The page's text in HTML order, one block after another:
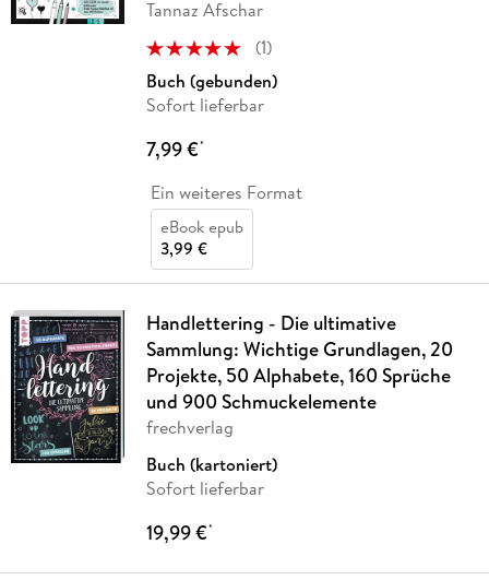
Tannaz Afschar
(1)
Buch (gebunden)
Sofort lieferbar
7,99 €*
Ein weiteres Format
eBook epub
3,99 €
Handlettering - Die ultimative
Sammlung: Wichtige Grundlagen, 20
Projekte, 50 Alphabete, 160 Sprüche
und 900 Schmuckelemente
frechverlag
Buch (kartoniert)
Sofort lieferbar
19,99 €*